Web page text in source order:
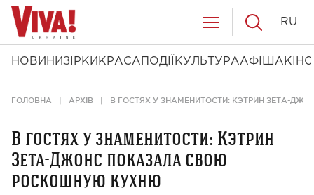
НОВИНИ ЗІРКИ КРАСА ПОДІЇ КУЛЬТУРААФІША КІНО
RU
ГОЛОВНА АРХІВ В ГОСТЯХ У ЗНАМЕНИТОСТИ: КЭТРИН ЗЕТА-
В гостях у знаменитости: Кэтрин
Зета-Джонс показала свою
роскошную кухню